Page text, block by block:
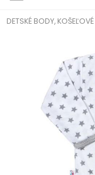
DETSKÉ BODY,